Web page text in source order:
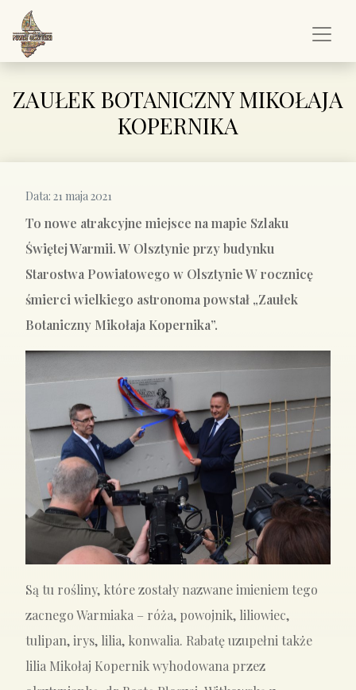
ZAUŁEK BOTANICZNY MIKOŁAJA
KOPERNIKA
Data: 21 maja 2021
To nowe atrakcyjne miejsce na mapie Szlaku
Świętej Warmii. W Olsztynie przy budynku
Starostwa Powiatowego w Olsztynie W rocznicę
śmierci wielkiego astronoma powstał „Zaułek
Botaniczny Mikołaja Kopernika”.
Są tu rośliny, które zostały nazwane imieniem tego
zacnego Warmiaka – róża, powojnik, liliowiec,
tulipan, irys, lilia, konwalia. Rabatę uzupełni także
lilia Mikołaj Kopernik wyhodowana przez